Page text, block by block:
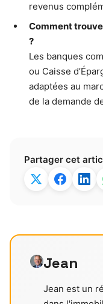
revenus
Comment
?
Les banques
ou Caisse
adaptées au
de la demande
Partager cet
Jean
Jean est un